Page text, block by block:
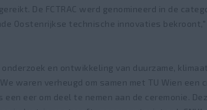
De FCTRAC werd genomineerd in de
Oostenrijkse technische innovaties bekroont,"
en ontwikkeling van duurzame,
waren verheugd om samen met TU Wien
een eer om deel te nemen aan de ceremonie.